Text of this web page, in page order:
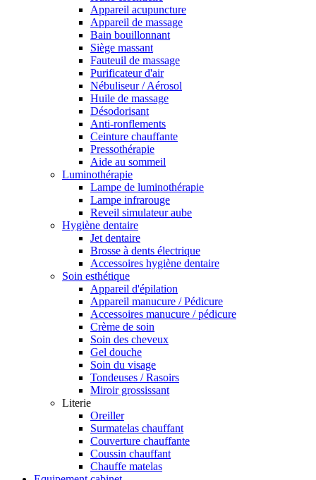
Appareil acupuncture
Appareil de massage
Bain bouillonnant
Siège massant
Fauteuil de massage
Purificateur d'air
Nébuliseur / Aérosol
Huile de massage
Désodorisant
Anti-ronflements
Ceinture chauffante
Pressothérapie
Aide au sommeil
Luminothérapie
Lampe de luminothérapie
Lampe infrarouge
Reveil simulateur aube
Hygiène dentaire
Jet dentaire
Brosse à dents électrique
Accessoires hygiène dentaire
Soin esthétique
Appareil d'épilation
Appareil manucure / Pédicure
Accessoires manucure / pédicure
Crème de soin
Soin des cheveux
Gel douche
Soin du visage
Tondeuses / Rasoirs
Miroir grossissant
Literie
Oreiller
Surmatelas chauffant
Couverture chauffante
Coussin chauffant
Chauffe matelas